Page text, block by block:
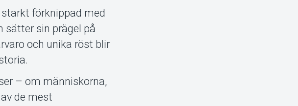
förknippad med
sätter sin prägel på
och unika röst blir
– om människorna,
de mest